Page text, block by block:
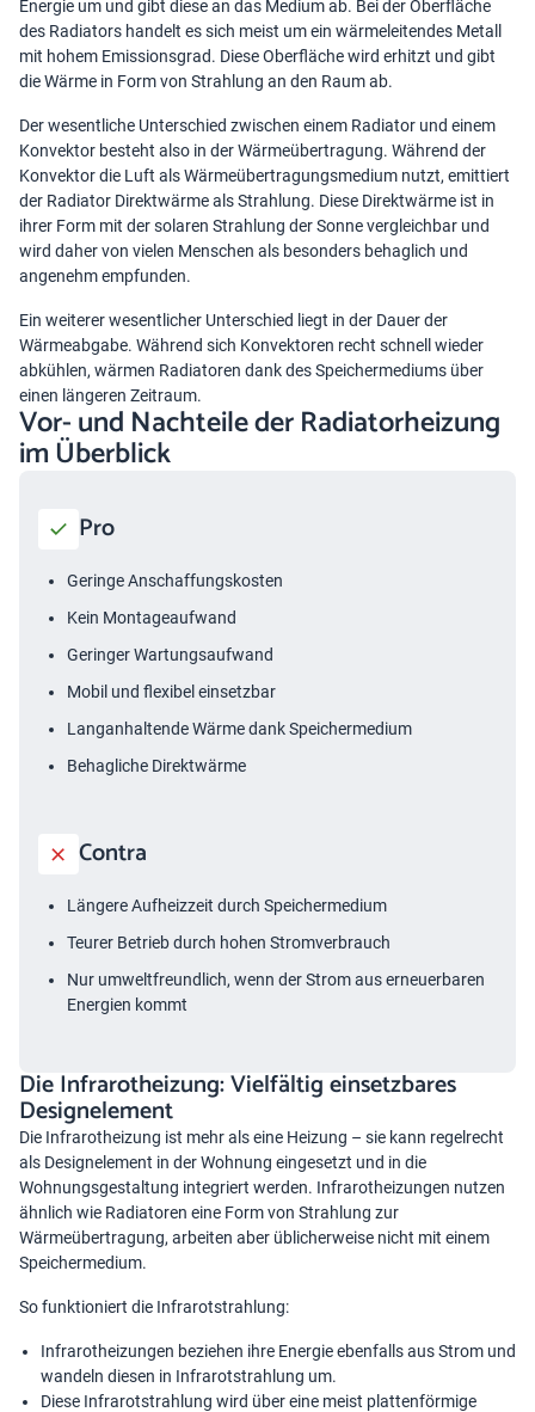
Energie um und gibt diese an das Medium ab. Bei der Oberfläche
des Radiators handelt es sich meist um ein wärmeleitendes Metall
mit hohem Emissionsgrad. Diese Oberfläche wird erhitzt und gibt
die Wärme in Form von Strahlung an den Raum ab.
Der wesentliche Unterschied zwischen einem Radiator und einem
Konvektor besteht also in der Wärmeübertragung. Während der
Konvektor die Luft als Wärmeübertragungsmedium nutzt, emittiert
der Radiator Direktwärme als Strahlung. Diese Direktwärme ist in
ihrer Form mit der solaren Strahlung der Sonne vergleichbar und
wird daher von vielen Menschen als besonders behaglich und
angenehm empfunden.
Ein weiterer wesentlicher Unterschied liegt in der Dauer der
Wärmeabgabe. Während sich Konvektoren recht schnell wieder
abkühlen, wärmen Radiatoren dank des Speichermediums über
einen längeren Zeitraum.
Vor- und Nachteile der Radiatorheizung
im Überblick
Pro
Geringe Anschaffungskosten
Kein Montageaufwand
Geringer Wartungsaufwand
Mobil und flexibel einsetzbar
Langanhaltende Wärme dank Speichermedium
Behagliche Direktwärme
Contra
Längere Aufheizzeit durch Speichermedium
Teurer Betrieb durch hohen Stromverbrauch
Nur umweltfreundlich, wenn der Strom aus erneuerbaren
Energien kommt
Die Infrarotheizung: Vielfältig einsetzbares
Designelement
Die Infrarotheizung ist mehr als eine Heizung – sie kann regelrecht
als Designelement in der Wohnung eingesetzt und in die
Wohnungsgestaltung integriert werden. Infrarotheizungen nutzen
ähnlich wie Radiatoren eine Form von Strahlung zur
Wärmeübertragung, arbeiten aber üblicherweise nicht mit einem
Speichermedium.
So funktioniert die Infrarotstrahlung:
Infrarotheizungen beziehen ihre Energie ebenfalls aus Strom und
wandeln diesen in Infrarotstrahlung um.
Diese Infrarotstrahlung wird über eine meist plattenförmige